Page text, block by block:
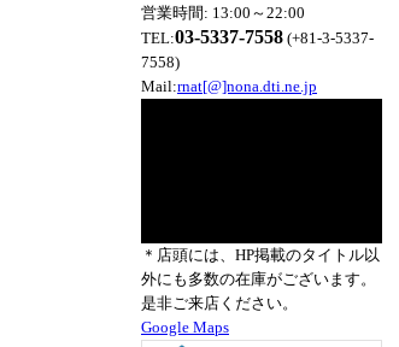
営業時間: 13:00～22:00
TEL:03-5337-7558 (+81-3-5337-
7558)
Mail:rnat[@]nona.dti.ne.jp
＊店頭には、HP掲載のタイトル以
外にも多数の在庫がございます。
是非ご来店ください。
Google Maps